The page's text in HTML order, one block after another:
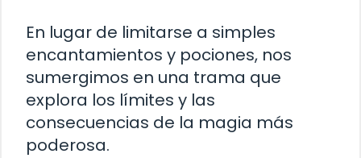
En lugar de limitarse a simples
encantamientos y pociones, nos
sumergimos en una trama que
explora los límites y las
consecuencias de la magia más
poderosa.